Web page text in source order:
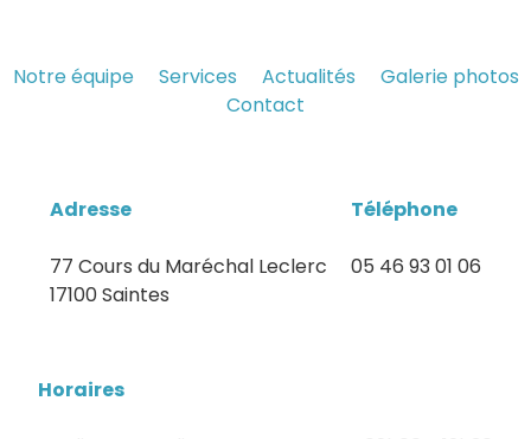
Notre équipe Services Actualités
Galerie photos
Contact
Adresse
77 Cours du Maréchal Leclerc
17100 Saintes
Téléphone
05 46 93 01 06
Horaires